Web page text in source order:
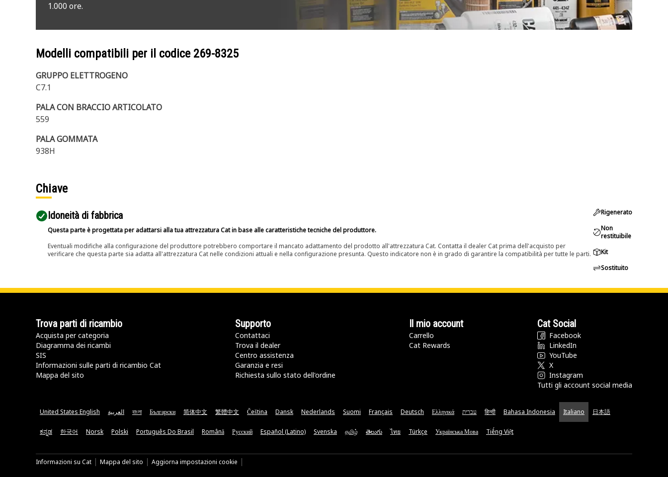
1.000 ore.
Modelli compatibili per il codice 269-8325
GRUPPO ELETTROGENO
C7.1
PALA CON BRACCIO ARTICOLATO
559
PALA GOMMATA
938H
Chiave
Idoneità di fabbrica
Questa parte è progettata per adattarsi alla tua attrezzatura Cat in base alle caratteristiche tecniche del produttore.
Eventuali modifiche alla configurazione del produttore potrebbero comportare il mancato adattamento del prodotto all'attrezzatura Cat. Contatta il dealer Cat prima dell'acquisto per
verificare che questa parte sia adatta all'attrezzatura Cat nelle condizioni attuali e nella configurazione presunta. Questo indicatore non è in grado di garantire la compatibilità per tutte le parti.
Rigenerato
Non
restituibile
Kit
Sostituito
Trova parti di ricambio
Acquista per categoria
Diagramma dei ricambi
SIS
Informazioni sulle parti di ricambio Cat
Mappa del sito
Supporto
Contattaci
Trova il dealer
Centro assistenza
Garanzia e resi
Richiesta sullo stato dell'ordine
Il mio account
Carrello
Cat Rewards
Cat Social
Facebook
LinkedIn
YouTube
X
Instagram
Tutti gli account social media
United States English العربية বাংলা Български 简体中文 繁體中文 Čeština Dansk Nederlands Suomi Français Deutsch Ελληνικά עברית हिन्दी Bahasa Indonesia Italiano 日本語
ಕನ್ನಡ 한국어 Norsk Polski Português Do Brasil Română Русский Español (Latino) Svenska தமிழ் తెలుగు ไทย Türkçe Українська Мова Tiếng Việt
Informazioni su Cat Mappa del sito Aggiorna impostazioni cookie